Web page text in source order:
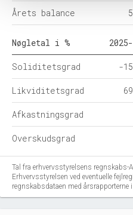
Årets balance
Nøgletal i %
Soliditetsgrad -
Likviditetsgrad
Afkastningsgrad
Overskudsgrad
Tal fra erhvervsstyrelsens regnskabs-
Erhvervsstyrelsen ved eventuelle
regnskabsdataen med årsrapporterne i